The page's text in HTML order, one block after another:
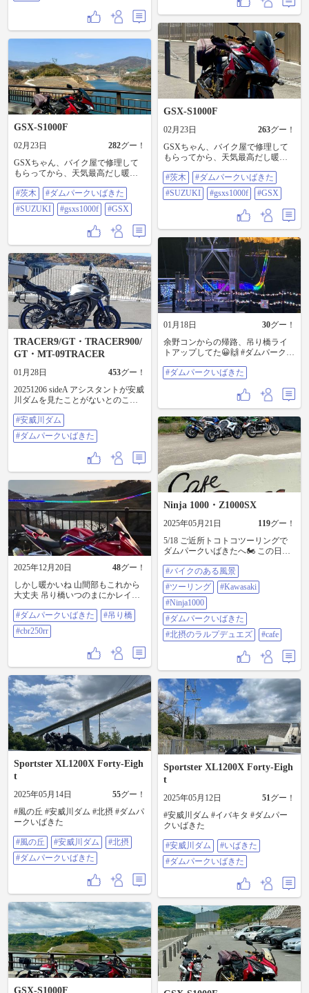
GSX-S1000F
02月23日 282グー！
GSXちゃん、バイク屋で修理して
もらってから、天気最高だし暖か
茨木のダムパークいばきたの吊り
橋。 #茨木#ダムパークいばきた
#SUZUKI#GSXS1000F#GSX
#茨木
#ダムパークいばきた
#SUZUKI
#gsxs1000f #GSX
GSX-S1000F
02月23日 263グー！
GSXちゃん、バイク屋で修理して
もらってから、天気最高だし暖か
茨木のダムパークいばきた。 #茨木
#ダムパークいばきた
#SUZUKI#GSXS1000F#GSX
#茨木
#ダムパークいばきた
#SUZUKI
#gsxs1000f #GSX
TRACER9/GT・TRACER900/
GT・MT-09TRACER
01月28日 453グー！
20251206 sideA アシスタントが安威
川ダムを見たことがないとのこと
光名所になっているが、ルークも
ゲートを通過するのは初めて 無料
だが、チケットが必要 ゲートを通
過すると、茨木童子をアニメキャ
ラのように仕立てた いばらき童子
くん がお出迎え ネーミングに捻り
はないが可愛いので許す 観光客は
多く、１２月とは思えない盛り上
がり #安威川ダム #ダムパークいば
きた
#安威川ダム
#ダムパークいばきた
01月18日 30グー！
余野コンからの帰路、吊り橋ライ
トアップしてた😀🙌 #ダムパークい
#ダムパークいばきた
2025年12月20日 48グー！
しかし暖かいね 山間部もこれから
大丈夫 吊り橋いつのまにかレイン
た #吊り橋 #cbr250rr
#ダムパークいばきた
#吊り橋
#cbr250rr
Ninja 1000・Z1000SX
2025年05月21日 119グー！
5/18 ご近所トコトコツーリングで
ダムパークいばきたへ🏍️ この日は
山に入ると涼しくなります。 そし
て近くの、噛みそうで言いにくい
「北摂のラルプデュエズ」へ 皆ん
な、言いにくいから ラルクアンシ
エルでええやんってことに🤣 写真
だけ撮ってお腹も空いたので Cafe
Brassでランチ🍽️ お昼時で店内混ん
でいましたが何とか食事出来まし
ク🏍️好きには癒しの空間です。☺️
ましたが次へ行くことに😁 次回に
続く😄 #バイクのある風景 #ツーリ
ング #Kawasaki #Ninja1000 #ダムパ
ークいばきた #北摂のラルプデュエ
ズ #Cafe Brass
#バイクのある風景
#ツーリング
#Kawasaki
#Ninja1000
#ダムパークいばきた
#北摂のラルプデュエズ
#cafe
Sportster XL1200X Forty-Eigh
t
2025年05月14日 55グー！
#風の丘 #安威川ダム #北摂 #ダムパ
ークいばきた
#風の丘 #安威川ダム
#北摂
#ダムパークいばきた
Sportster XL1200X Forty-Eigh
t
2025年05月12日 51グー！
#安威川ダム #イバキタ #ダムパー
クいばきた
#安威川ダム
#いばきた
#ダムパークいばきた
GSX-S1000F